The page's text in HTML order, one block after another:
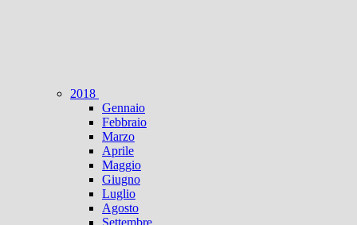
2018
Gennaio
Febbraio
Marzo
Aprile
Maggio
Giugno
Luglio
Agosto